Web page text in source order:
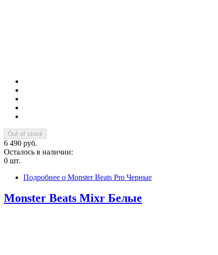
6 490 руб.
Осталось в наличии:
0 шт.
Подробнее о Monster Beats Pro Черные
Monster Beats Mixr Белые